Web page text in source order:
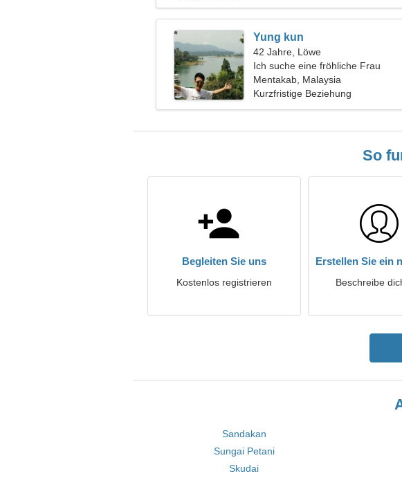
Yung kun
42 Jahre, Löwe
Ich suche eine fröhliche Frau
Mentakab, Malaysia
Kurzfristige Beziehung
So
Begleiten Sie uns
Kostenlos registrieren
Erstellen Sie ein
Beschreibe
Sandakan
Sungai Petani
Skudai